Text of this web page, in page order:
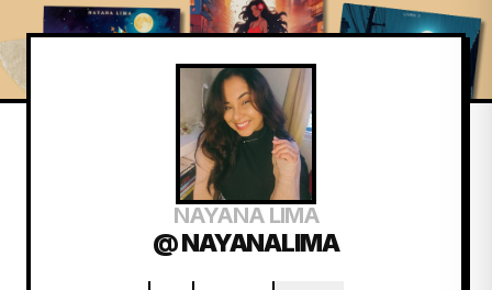
NAYANA LIMA
@ NAYANALIMA